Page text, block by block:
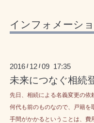
インフォメーシ
2016 / 12 /09 17:35
未来につなぐ相続
先日、相続による名義変更の依
何代も前のものなので、戸籍を
手間がかかるということは、費